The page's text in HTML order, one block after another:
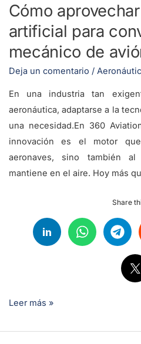
Cómo
artificial para
mecánico de
Deja un comentario /
En una industria tan
aeronáutica, adaptarse a la
una necesidad.En 360
innovación es el motor
aeronaves, sino también
mantiene en el aire. Hoy más
Share
de
avión
Leer más »